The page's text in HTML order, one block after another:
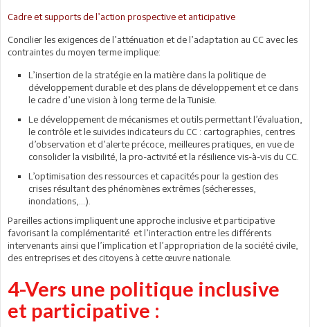
Cadre et supports de l’action prospective et anticipative
Concilier les exigences de l’atténuation et de l’adaptation au CC avec les
contraintes du moyen terme implique:
L’insertion de la stratégie en la matière dans la politique de
développement durable et des plans de développement et ce dans
le cadre d’une vision à long terme de la Tunisie.
Le développement de mécanismes et outils permettant l’évaluation,
le contrôle et le suivides indicateurs du CC : cartographies, centres
d’observation et d’alerte précoce, meilleures pratiques, en vue de
consolider la visibilité, la pro-activité et la résilience vis-à-vis du CC.
L’optimisation des ressources et capacités pour la gestion des
crises résultant des phénomènes extrêmes (sécheresses,
inondations,…).
Pareilles actions impliquent une approche inclusive et participative
favorisant la complémentarité et l’interaction entre les différents
intervenants ainsi que l’implication et l’appropriation de la société civile,
des entreprises et des citoyens à cette œuvre nationale.
4-Vers une politique inclusive
et participative :